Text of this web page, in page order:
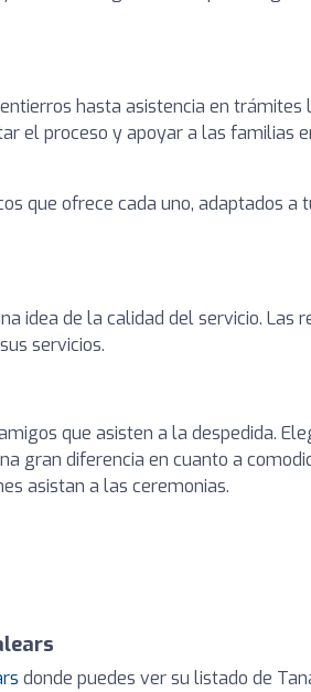
hasta asistencia en trámites
el proceso y apoyar a las familias
que ofrece cada uno, adaptados a
idea de la calidad del servicio. Las
servicios.
que asisten a la despedida.
gran diferencia en cuanto a
asistan a las ceremonias.
donde puedes ver su listado de